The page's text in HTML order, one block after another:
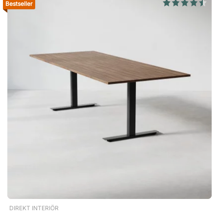
geleverd zonder voorgeboorde gaten voor de standaard en
minuten Lees de duidelijke montage-instructies die bij uw
bureau worden geleverd, er is geen voorkennis vereist. Als u
vragen heeft, helpen wij u natuurlijk graag. Specificatie
Standaard Sterk en stabiel metaal. Poedercoating en gehard
oppervlak. Tafelblad Spaanplaat met hoge dichtheid.
Duurzaam laminaat in verschillende afwerkingen. Gelamineerd
aan beide zijden. Gemakkelijk schoon te houden.Een
schermen hebt of gewoon veel ruimte wenst. Het ruime
Bestseller
DIREKT INTERIÖR